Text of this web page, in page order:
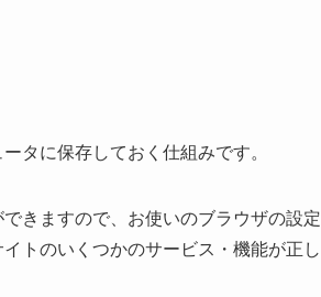
タに保存しておく仕組みです。
きますので、お使いのブラウザの設定
トのいくつかのサービス・機能が正し